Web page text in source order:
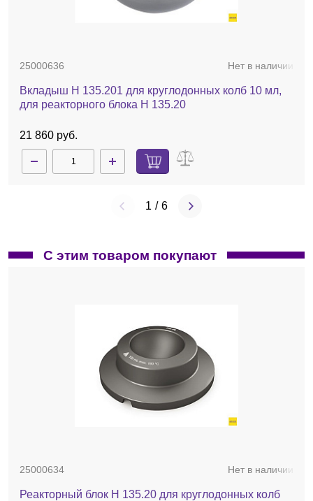
25000636 Нет в наличии
Вкладыш H 135.201 для круглодонных колб 10 мл,
для реакторного блока H 135.20
21 860 руб.
1 / 6
С этим товаром покупают
25000634 Нет в наличии
Реакторный блок H 135.20 для круглодонных колб